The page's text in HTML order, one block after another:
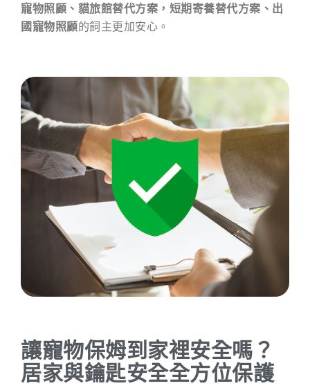
寵物照顧、貓旅館替代方案，短期寄養替代方案、出
國寵物照顧的飼主更加安心。
讓寵物保姆到家裡安全嗎？
居家與鑰匙安全全方位保護